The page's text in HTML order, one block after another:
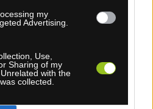
my
Advertising.
Use,
Sharing of my
with the
collected.
KÚPIŤ
TUFO ROAD 22MM